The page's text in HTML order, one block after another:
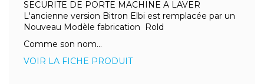
SECURITE DE PORTE MACHINE A LAVER
L'ancienne version Bitron Elbi est remplacée par un
Nouveau Modèle fabrication Rold
Comme son nom...
VOIR LA FICHE PRODUIT